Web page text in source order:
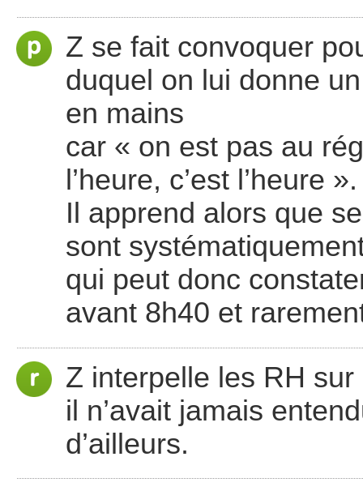
Z se fait convoquer
duquel on lui donne
en mains
car « on est pas au
l’heure, c’est l’heure ».
Il apprend alors que
sont
qui peut donc
avant 8h40 et
Z interpelle les RH
il n’avait jamais
d’ailleurs.